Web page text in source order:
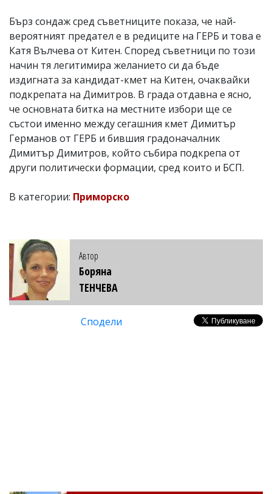
Бърз сондаж сред съветниците показа, че най-
вероятният предател е в редиците на ГЕРБ и това е
Катя Вълчева от Китен. Според съветници по този
начин тя легитимира желанието си да бъде
издигната за кандидат-кмет на Китен, очаквайки
подкрепата на Димитров. В града отдавна е ясно,
че основната битка на местните избори ще се
състои именно между сегашния кмет Димитър
Германов от ГЕРБ и бившия градоначалник
Димитър Димитров, който събира подкрепа от
други политически формации, сред които и БСП.
В категории: Приморско
Автор
Боряна
ТЕНЧЕВА
Сподели